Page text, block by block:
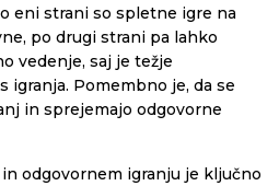
eni strani so spletne igre na
po drugi strani pa lahko
vedenje, saj je težje
igranja. Pomembno je, da se
in sprejemajo odgovorne
odgovornem igranju je ključno